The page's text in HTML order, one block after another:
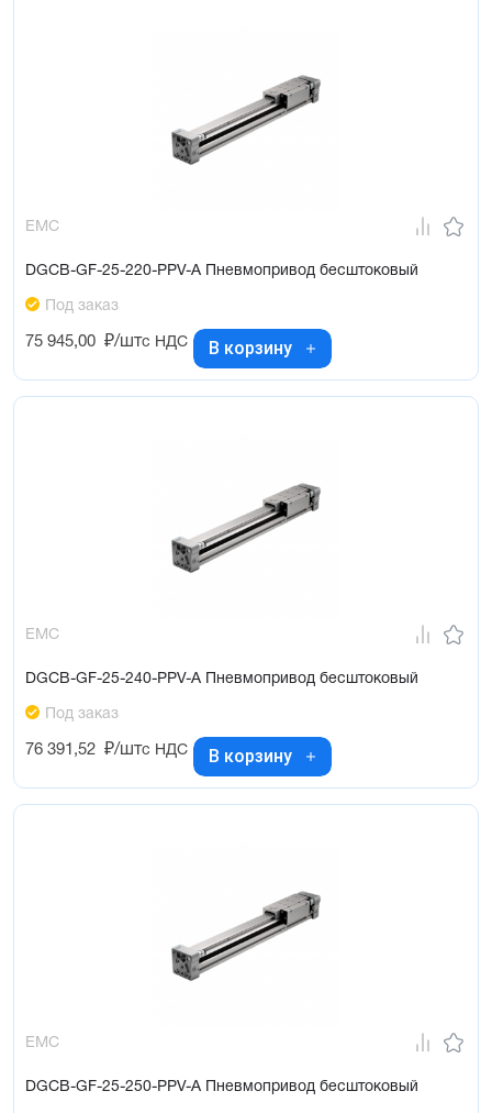
EMC
DGCB-GF-25-220-PPV-A Пневмопривод бесштоковый
Под заказ
75 945,00 ₽/штс НДС В корзину
EMC
DGCB-GF-25-240-PPV-A Пневмопривод бесштоковый
Под заказ
76 391,52 ₽/штс НДС В корзину
EMC
DGCB-GF-25-250-PPV-A Пневмопривод бесштоковый